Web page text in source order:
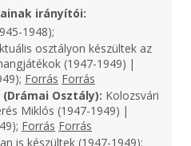
irányítói:
1948);
osztályon készültek az
(1947-1949) |
Forrás Forrás
Osztály): Kolozsvári
Miklós (1947-1949) |
Forrás Forrás
is készültek (1947-1949);